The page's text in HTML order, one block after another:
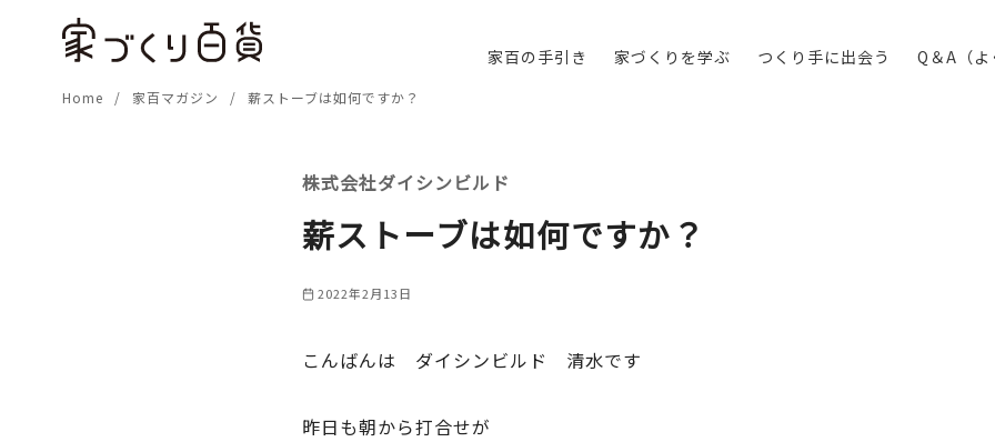
家百の手引き 家づくりを学ぶ つくり手に出会う Q＆A（
Home 家百マガジン 薪ストーブは如何ですか？
株式会社ダイシンビルド
薪ストーブは如何ですか？
2022年2月13日
こんばんは ダイシンビルド 清水です
昨日も朝から打合せが